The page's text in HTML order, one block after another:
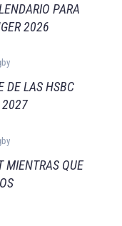
PARA
2026
DE LAS HSBC
2027
MIENTRAS QUE